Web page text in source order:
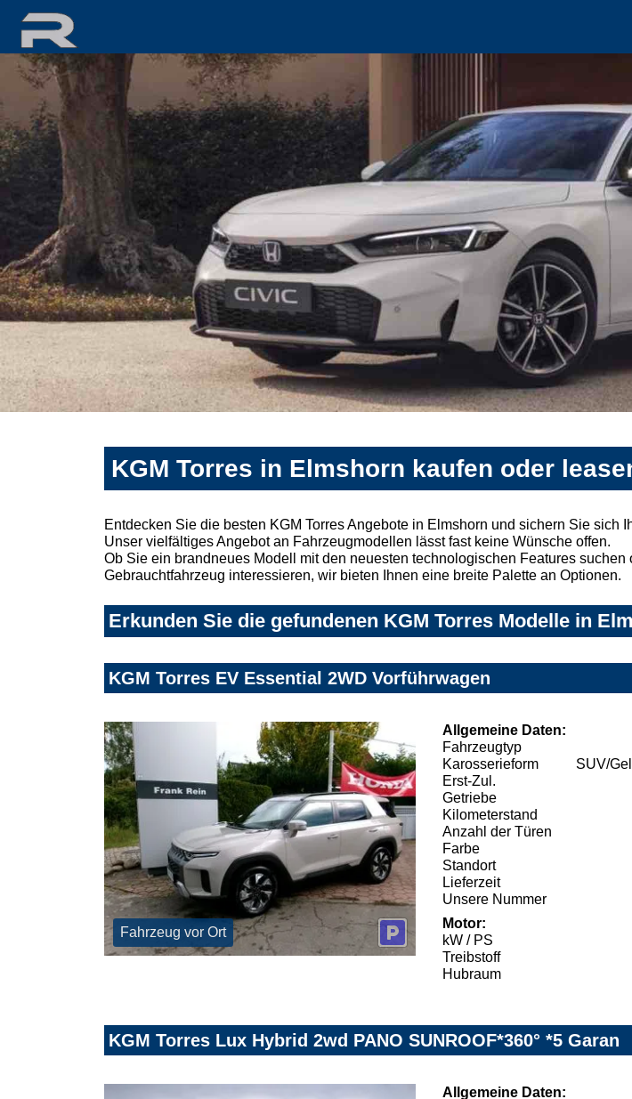
KGM Torres in Elmshorn kaufen oder
Entdecken Sie die besten KGM Torres Angebote in Elmshorn und sichern Sie sich
Unser vielfältiges Angebot an Fahrzeugmodellen lässt fast keine Wünsche offen.
Ob Sie ein brandneues Modell mit den neuesten technologischen Features
Gebrauchtfahrzeug interessieren, wir bieten Ihnen eine breite Palette an Optionen.
Erkunden Sie die gefundenen KGM Torres Modelle in
KGM Torres EV Essential 2WD Vorführwagen
Fahrzeug vor Ort
Allgemeine Daten:
Fahrzeugtyp
Karosserieform
SUV/
Erst-Zul.
Getriebe
Kilometerstand
Anzahl der Türen
Farbe
Standort
Lieferzeit
Unsere Nummer
Motor:
kW / PS
Treibstoff
Hubraum
KGM Torres Lux Hybrid 2wd PANO SUNROOF*360° *5 Garan
Allgemeine Daten: